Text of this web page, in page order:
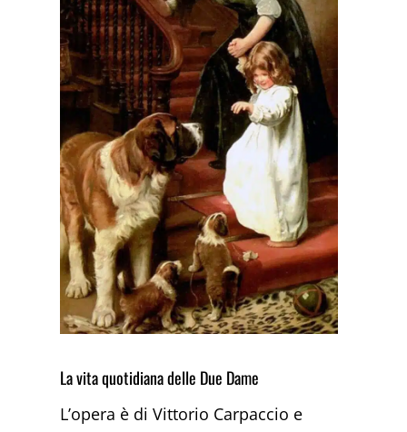
La vita quotidiana delle Due Dame
L’opera è di Vittorio Carpaccio e